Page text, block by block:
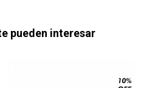
pueden interesar